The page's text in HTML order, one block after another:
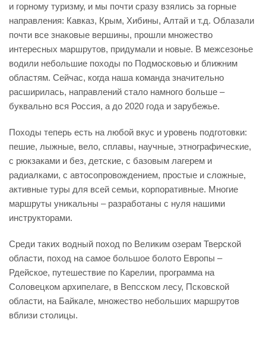
и горному туризму, и мы почти сразу взялись за горные
направления: Кавказ, Крым, Хибины, Алтай и т.д. Облазали
почти все знаковые вершины, прошли множество
интересных маршрутов, придумали и новые. В межсезонье
водили небольшие походы по Подмосковью и ближним
областям. Сейчас, когда наша команда значительно
расширилась, направлений стало намного больше –
буквально вся Россия, а до 2020 года и зарубежье.
Походы теперь есть на любой вкус и уровень подготовки:
пешие, лыжные, вело, сплавы, научные, этнографические,
с рюкзаками и без, детские, с базовым лагерем и
радиалками, с автосопровождением, простые и сложные,
активные туры для всей семьи, корпоративные. Многие
маршруты уникальны – разработаны с нуля нашими
инструкторами.
Среди таких водный поход по Великим озерам Тверской
области, поход на самое большое болото Европы –
Рдейское, путешествие по Карелии, программа на
Соловецком архипелаге, в Вепсском лесу, Псковской
области, на Байкале, множество небольших маршрутов
вблизи столицы.